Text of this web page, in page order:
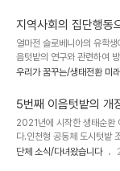
합니다.참가조건 : 공동체
식을 전합니다. ㅣ 서창텃밭
7명의 텃밭 가족이 모여 가
을 베어주시면, 뒤따라 삽질
겨웠습니다. 일하는 사이사
를 임희영 선생님이 맛있게
를 하며, 다음 주 공동체텃밭
지역사회의 집단행동
도시텃밭
얼마전 슬로베니아의 유학
음텃밭의 연구와 관련하여
었죠. 몇 번 이메일로 연락을
https://
korea-and-slovenia-
action/ 그리고, 흥미로운 이
밭을 통해 한국에서 도시텃
었습니다. 찾아보니 보고서
우리가 꿈꾸는/생태전환 미
5번째 이음텃밭의 개
2021년에 시작한 생태순환
다.인천형 공동체 도시텃밭
작해 2023년부터 인천시 본
단체 소식/다녀왔습니다